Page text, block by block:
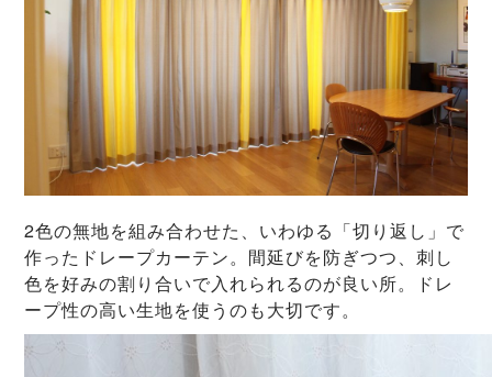
2色の無地を組み合わせた、いわゆる「切り返し」で
作ったドレープカーテン。間延びを防ぎつつ、刺し
色を好みの割り合いで入れられるのが良い所。ドレ
ープ性の高い生地を使うのも大切です。